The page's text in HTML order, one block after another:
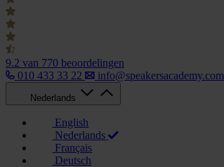
9.2 van 770 beoordelingen
010 433 33 22
info@speakersacademy.com
Nederlands
English
Nederlands
Français
Deutsch